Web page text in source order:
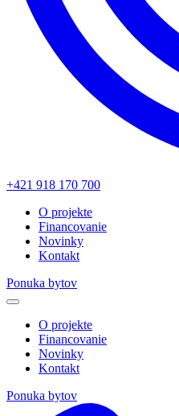
+421 918 170 700
O projekte
Financovanie
Novinky
Kontakt
Ponuka bytov
O projekte
Financovanie
Novinky
Kontakt
Ponuka bytov